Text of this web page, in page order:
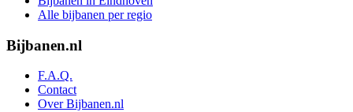
Alle bijbanen per regio
Bijbanen.nl
F.A.Q.
Contact
Over Bijbanen.nl